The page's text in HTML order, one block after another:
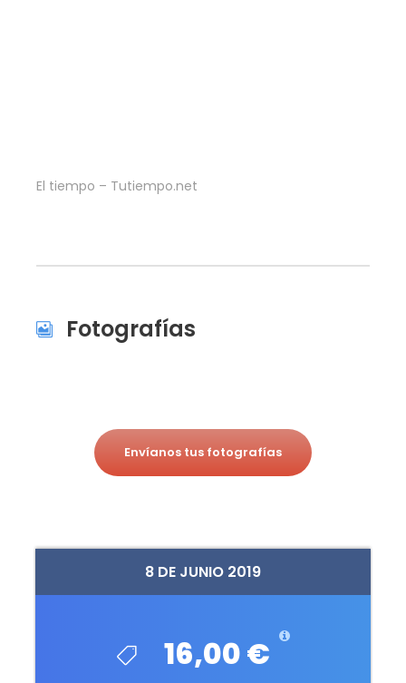
8 DE JUNIO 2019
16,00 €
El tiempo – Tutiempo.net
Fotografías
Envíanos tus fotografías